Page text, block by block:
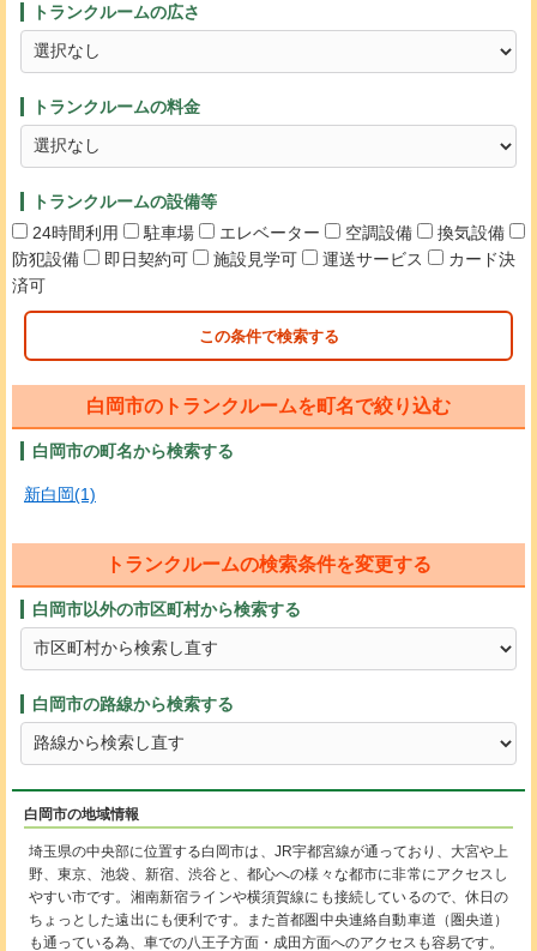
トランクルームの広さ
トランクルームの料金
トランクルームの設備等
24時間利用
駐車場 エレベーター 空調設備
換気設備
防犯設備
即日契約可 施設見学可 運送サービス
カード決
済可
この条件で検索する
白岡市のトランクルームを町名で絞り込む
白岡市の町名から検索する
新白岡(1)
トランクルームの検索条件を変更する
白岡市以外の市区町村から検索する
白岡市の路線から検索する
白岡市の地域情報
埼玉県の中央部に位置する白岡市は、JR宇都宮線が通っており、大宮や上
野、東京、池袋、新宿、渋谷と、都心への様々な都市に非常にアクセスし
やすい市です。湘南新宿ラインや横須賀線にも接続しているので、休日の
ちょっとした遠出にも便利です。また首都圏中央連絡自動車道（圏央道）
も通っている為、車での八王子方面・成田方面へのアクセスも容易です。